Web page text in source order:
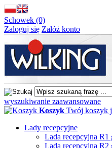
Schowek (0)
Zaloguj się Załóż konto
wyszukiwanie zaawansowane
Koszyk Twój koszyk
Lady recepcyjne
Lada recepcyjna
Lada recepcyjna